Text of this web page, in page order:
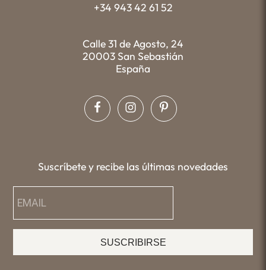
+34 943 42 61 52
Calle 31 de Agosto, 24
20003 San Sebastián
España
Suscríbete y recibe las últimas novedades
SUSCRIBIRSE